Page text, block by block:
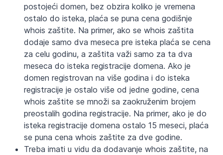
postojeći domen, bez obzira koliko je vremena
ostalo do isteka, plaća se puna cena godišnje
whois zaštite. Na primer, ako se whois zaštita
dodaje samo dva meseca pre isteka plaća se cena
za celu godinu, a zaštita važi samo za ta dva
meseca do isteka registracije domena. Ako je
domen registrovan na više godina i do isteka
registracije je ostalo više od jedne godine, cena
whois zaštite se množi sa zaokruženim brojem
preostalih godina registracije. Na primer, ako je do
isteka registracije domena ostalo 15 meseci, plaća
se puna cena whois zaštite za dve godine.
Treba imati u vidu da dodavanje whois zaštite, na